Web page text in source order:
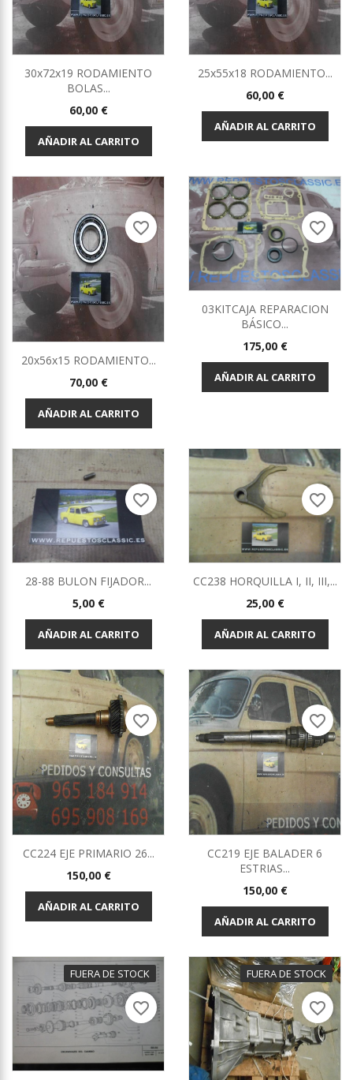
30x72x19 RODAMIENTO
BOLAS...
Precio
60,00 €
AÑADIR AL CARRITO
25x55x18 RODAMIENTO...
Precio
60,00 €
AÑADIR AL CARRITO
20x56x15 RODAMIENTO...
Precio
70,00 €
AÑADIR AL CARRITO
favorite_border
03KITCAJA REPARACION
BÁSICO...
Precio
175,00 €
AÑADIR AL CARRITO
favorite_border
28-88 BULON FIJADOR...
Precio
5,00 €
AÑADIR AL CARRITO
favorite_border
CC238 HORQUILLA I, II, III,...
Precio
25,00 €
AÑADIR AL CARRITO
favorite_border
CC224 EJE PRIMARIO 26...
Precio
150,00 €
AÑADIR AL CARRITO
favorite_border
CC219 EJE BALADER 6
ESTRIAS...
Precio
150,00 €
AÑADIR AL CARRITO
favorite_border
FUERA DE STOCK
favorite_border
FUERA DE STOCK
favorite_border